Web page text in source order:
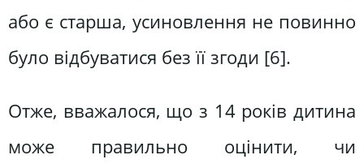
або є старша, усиновлення не повинно
було відбуватися без її згоди [6].
Отже, вважалося, що з 14 років дитина
може правильно оцінити, чи